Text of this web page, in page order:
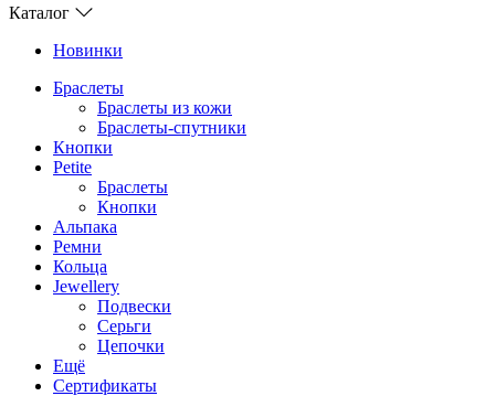
Каталог
Новинки
Браслеты
Браслеты из кожи
Браслеты-спутники
Кнопки
Petite
Браслеты
Кнопки
Альпака
Ремни
Кольца
Jewellery
Подвески
Серьги
Цепочки
Ещё
Сертификаты